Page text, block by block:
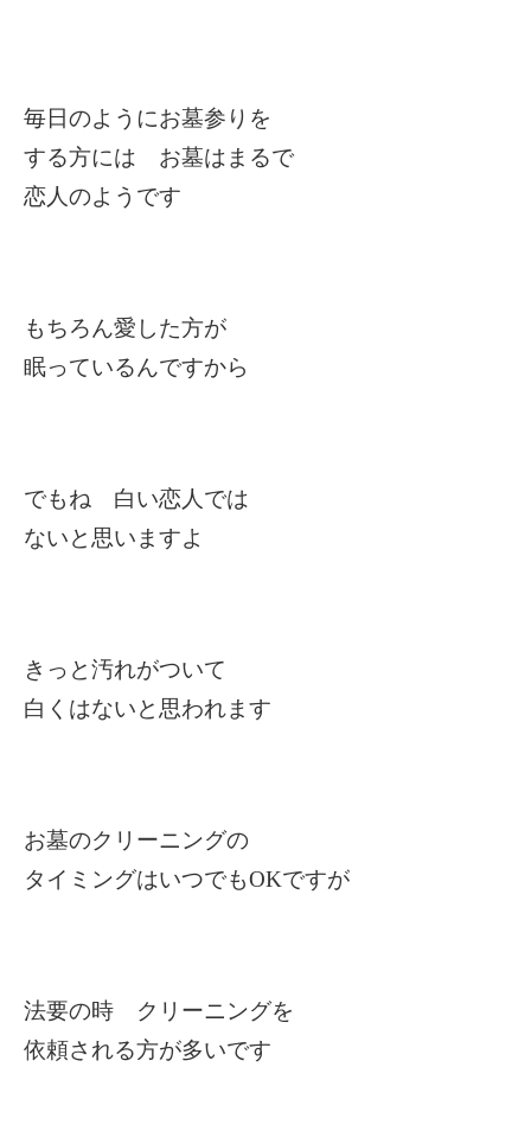
毎日のようにお墓参りを
する方には お墓はまるで
恋人のようです
もちろん愛した方が
眠っているんですから
でもね 白い恋人では
ないと思いますよ
きっと汚れがついて
白くはないと思われます
お墓のクリーニングの
タイミングはいつでもOKですが
法要の時 クリーニングを
依頼される方が多いです